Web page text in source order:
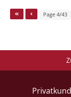
Page 4/43